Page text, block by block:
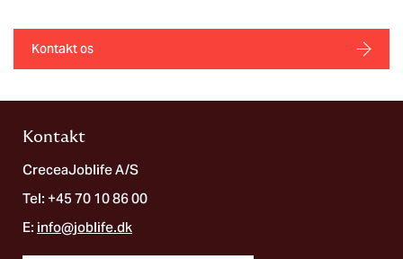
Kontakt os
Kontakt
CreceaJoblife A/S
Tel: +45 70 10 86 00
E: info@joblife.dk